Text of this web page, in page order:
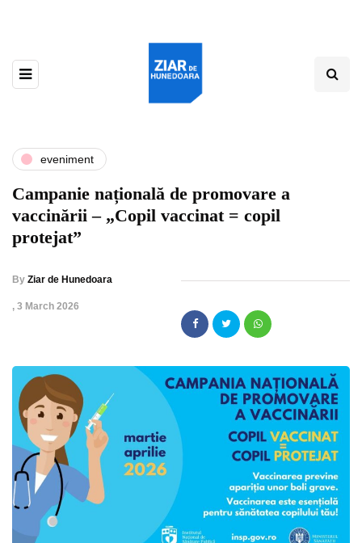
eveniment
Campanie națională de promovare a
vaccinării – „Copil vaccinat = copil
protejat”
By Ziar de Hunedoara
, 3 March 2026